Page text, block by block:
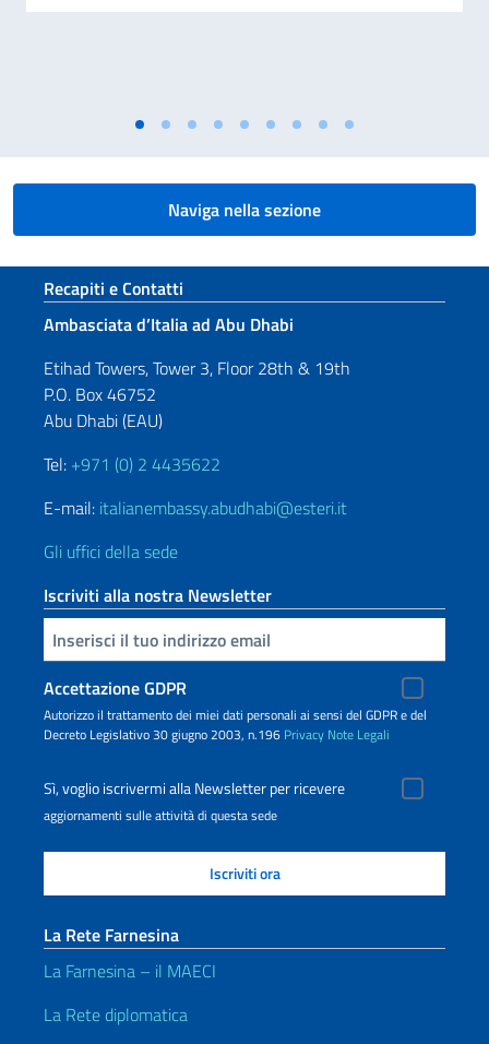
Naviga nella sezione
Sezione footer
Recapiti e Contatti
Ambasciata d’Italia ad Abu Dhabi
Etihad Towers, Tower 3, Floor 28th & 19th
P.O. Box 46752
Abu Dhabi (EAU)
Tel: +971 (0) 2 4435622
E-mail: italianembassy.abudhabi@esteri.it
Gli uffici della sede
Iscriviti alla nostra Newsletter
Inserisci la tua email
Accettazione GDPR
Autorizzo il trattamento dei miei dati personali ai sensi del GDPR e del
Decreto Legislativo 30 giugno 2003, n.196 Privacy Note Legali
Sì, voglio iscrivermi alla Newsletter per ricevere
aggiornamenti sulle attività di questa sede
La Rete Farnesina
La Farnesina – il MAECI
La Rete diplomatica